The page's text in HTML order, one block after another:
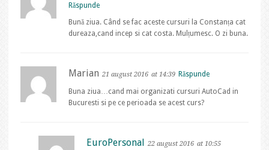
Răspunde
Bună ziua. Când se fac aceste cursuri la Constanța cat
dureaza,cand incep si cat costa. Mulțumesc. O zi buna.
Marian 21 august 2016 at 14:39 Răspunde
Buna ziua…cand mai organizati cursuri AutoCad in
Bucuresti si pe ce perioada se acest curs?
EuroPersonal 22 august 2016 at 10:55